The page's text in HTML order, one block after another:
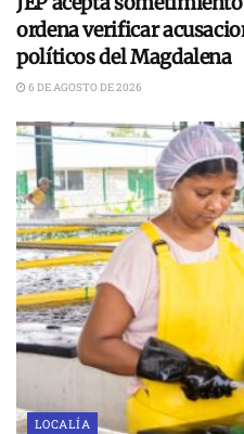
ordena verificar
políticos del Magdalena
6 DE AGOSTO DE 2026
LOCALÍA